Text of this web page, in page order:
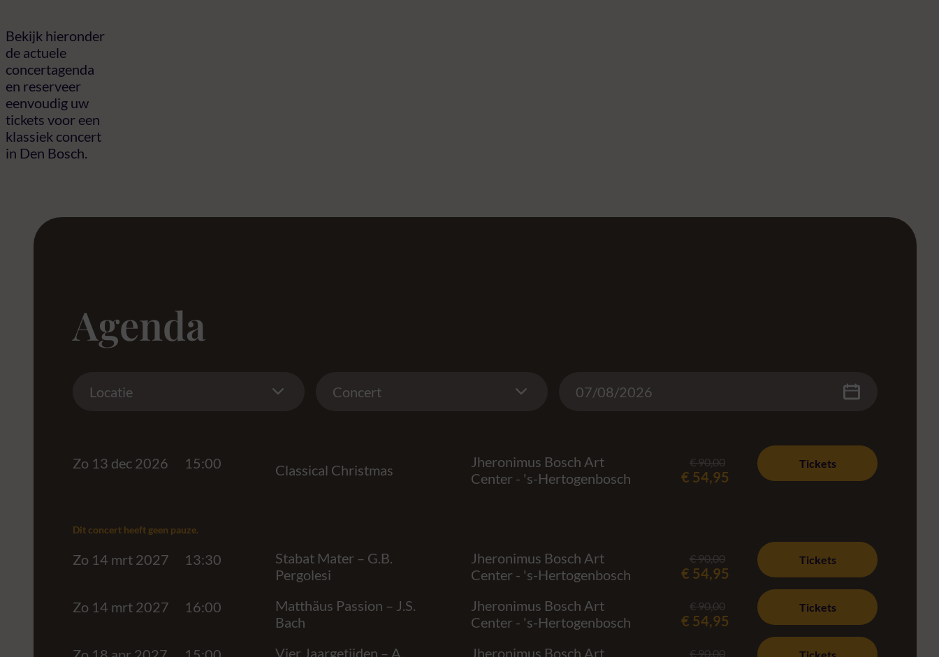
Bekijk hieronder
de actuele
concertagenda
en reserveer
eenvoudig uw
tickets voor een
klassiek concert
in Den Bosch.
Agenda
Locatie Concert
Zo 13 dec 2026 15:00 Classical Christmas
Jheronimus Bosch Art
Center - 's-Hertogenbosch
€ 90,00
€ 54,95
Tickets
Dit concert heeft geen pauze.
Zo 14 mrt 2027 13:30
Stabat Mater – G.B.
Pergolesi
Jheronimus Bosch Art
Center - 's-Hertogenbosch
€ 90,00
€ 54,95
Tickets
Zo 14 mrt 2027 16:00
Matthäus Passion – J.S.
Bach
Jheronimus Bosch Art
Center - 's-Hertogenbosch
€ 90,00
€ 54,95
Tickets
Vier Jaargetijden – A. Jheronimus Bosch Art € 90,00 Tickets